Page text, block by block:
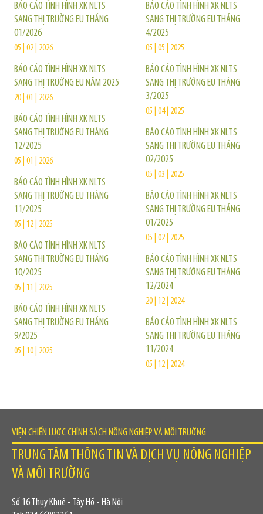
BÁO CÁO TÌNH HÌNH XK NLTS
SANG THỊ TRƯỜNG EU THÁNG
01/2026
05 | 02 | 2026
BÁO CÁO TÌNH HÌNH XK NLTS
SANG THỊ TRƯỜNG EU NĂM 2025
20 | 01 | 2026
BÁO CÁO TÌNH HÌNH XK NLTS
SANG THỊ TRƯỜNG EU THÁNG
12/2025
05 | 01 | 2026
BÁO CÁO TÌNH HÌNH XK NLTS
SANG THỊ TRƯỜNG EU THÁNG
11/2025
05 | 12 | 2025
BÁO CÁO TÌNH HÌNH XK NLTS
SANG THỊ TRƯỜNG EU THÁNG
10/2025
05 | 11 | 2025
BÁO CÁO TÌNH HÌNH XK NLTS
SANG THỊ TRƯỜNG EU THÁNG
9/2025
05 | 10 | 2025
BÁO CÁO TÌNH HÌNH XK NLTS
SANG THỊ TRƯỜNG EU THÁNG
4/2025
05 | 05 | 2025
BÁO CÁO TÌNH HÌNH XK NLTS
SANG THỊ TRƯỜNG EU THÁNG
3/2025
05 | 04 | 2025
BÁO CÁO TÌNH HÌNH XK NLTS
SANG THỊ TRƯỜNG EU THÁNG
02/2025
05 | 03 | 2025
BÁO CÁO TÌNH HÌNH XK NLTS
SANG THỊ TRƯỜNG EU THÁNG
01/2025
05 | 02 | 2025
BÁO CÁO TÌNH HÌNH XK NLTS
SANG THỊ TRƯỜNG EU THÁNG
12/2024
20 | 12 | 2024
BÁO CÁO TÌNH HÌNH XK NLTS
SANG THỊ TRƯỜNG EU THÁNG
11/2024
05 | 12 | 2024
VIỆN CHIẾN LƯỢC CHÍNH SÁCH NÔNG NGHIỆP VÀ MÔI TRƯỜNG
TRUNG TÂM THÔNG TIN VÀ DỊCH VỤ NÔNG NGHIỆP
VÀ MÔI TRƯỜNG
Số 16 Thụy Khuê - Tây Hồ - Hà Nội